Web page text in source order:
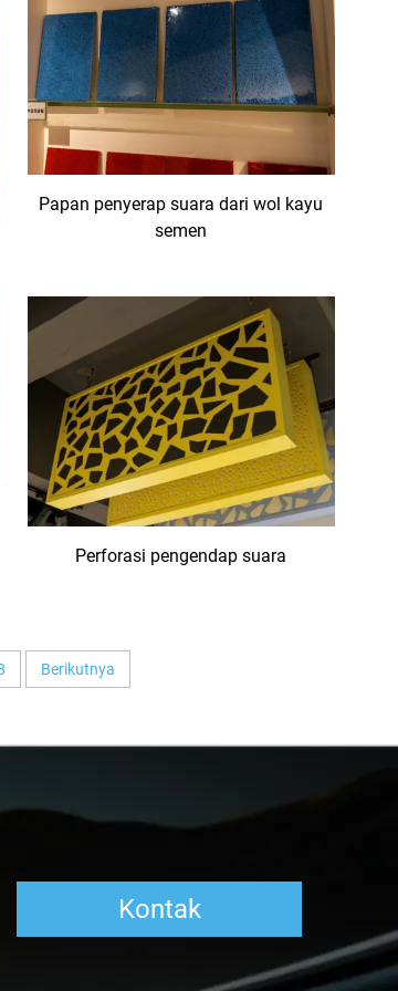
Papan penyerap suara dari wol kayu
semen
Perforasi pengendap suara
Berikutnya
Kontak